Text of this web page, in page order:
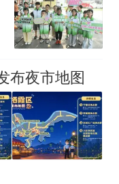
有多强？
反而更省电？
，40万以上
的考试，成绩
么？
布夜市地图